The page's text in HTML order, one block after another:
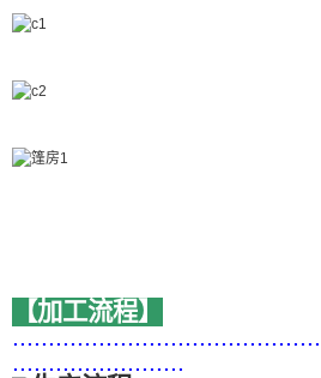
【加工流程】
........................